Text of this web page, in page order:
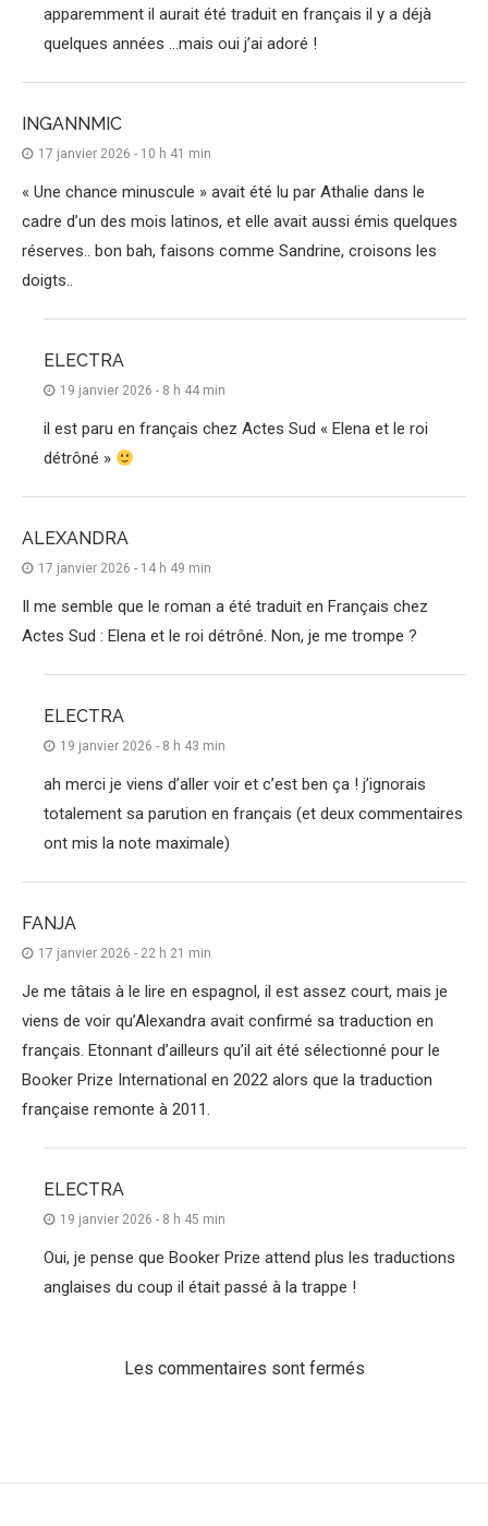
apparemment il aurait été traduit en français il y a déjà
quelques années …mais oui j’ai adoré !
INGANNMIC
17 janvier 2026 - 10 h 41 min
« Une chance minuscule » avait été lu par Athalie dans le
cadre d’un des mois latinos, et elle avait aussi émis quelques
réserves.. bon bah, faisons comme Sandrine, croisons les
doigts..
ELECTRA
19 janvier 2026 - 8 h 44 min
il est paru en français chez Actes Sud « Elena et le roi
détrôné »
ALEXANDRA
17 janvier 2026 - 14 h 49 min
Il me semble que le roman a été traduit en Français chez
Actes Sud : Elena et le roi détrôné. Non, je me trompe ?
ELECTRA
19 janvier 2026 - 8 h 43 min
ah merci je viens d’aller voir et c’est ben ça ! j’ignorais
totalement sa parution en français (et deux commentaires
ont mis la note maximale)
FANJA
17 janvier 2026 - 22 h 21 min
Je me tâtais à le lire en espagnol, il est assez court, mais je
viens de voir qu’Alexandra avait confirmé sa traduction en
français. Etonnant d’ailleurs qu’il ait été sélectionné pour le
Booker Prize International en 2022 alors que la traduction
française remonte à 2011.
ELECTRA
19 janvier 2026 - 8 h 45 min
Oui, je pense que Booker Prize attend plus les traductions
anglaises du coup il était passé à la trappe !
Les commentaires sont fermés